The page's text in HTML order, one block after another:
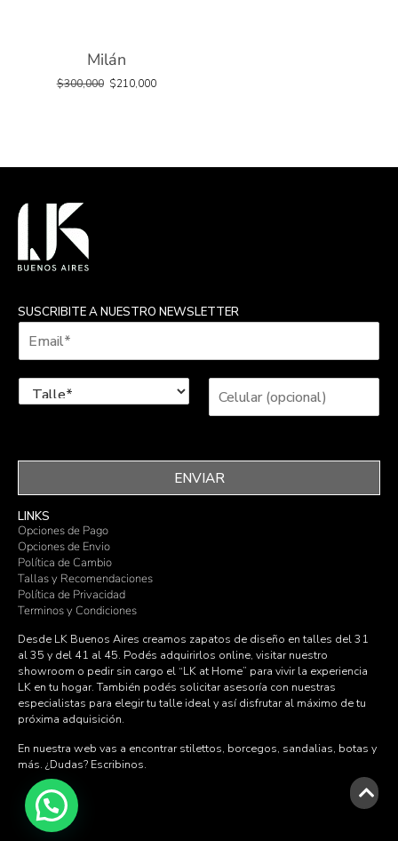
Milán
$300,000 $210,000
SUSCRIBITE A NUESTRO NEWSLETTER
ENVIAR
LINKS
Opciones de Pago
Opciones de Envio
Política de Cambio
Tallas y Recomendaciones
Política de Privacidad
Terminos y Condiciones
Desde LK Buenos Aires creamos zapatos de diseño en talles del 31
al 35 y del 41 al 45. Podés adquirirlos online, visitar nuestro
showroom o pedir sin cargo el “LK at Home” para vivir la experiencia
LK en tu hogar. También podés solicitar asesoría con nuestras
especialistas para elegir tu talle ideal y así disfrutar al máximo de tu
próxima adquisición.
En nuestra web vas a encontrar stilettos, borcegos, sandalias, botas y
más. ¿Dudas? Escribinos.